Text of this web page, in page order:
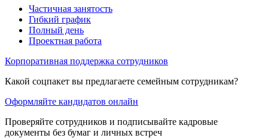
Частичная занятость
Гибкий график
Полный день
Проектная работа
Корпоративная поддержка сотрудников
Какой соцпакет вы предлагаете семейным сотрудникам?
Оформляйте кандидатов онлайн
Проверяйте сотрудников и подписывайте кадровые
документы без бумаг и личных встреч